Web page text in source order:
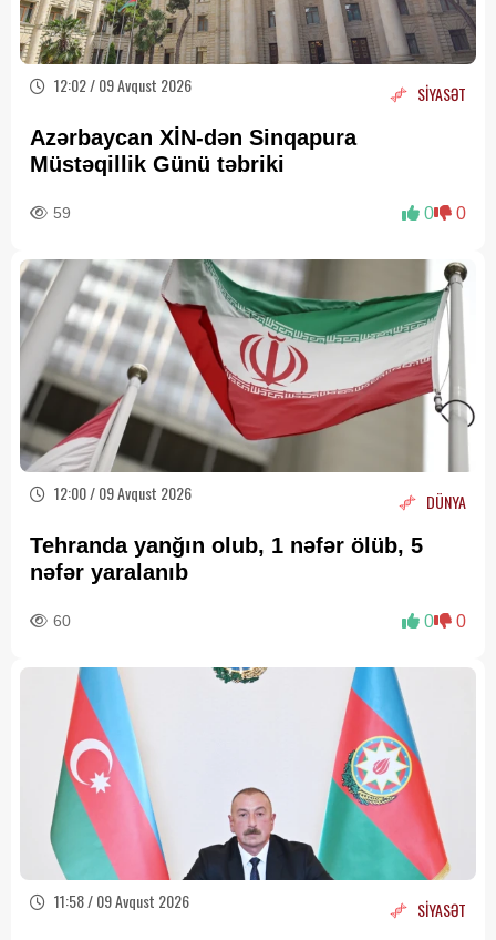
12:02 / 09 Avqust 2026 SİYASƏT
Azərbaycan XİN-dən Sinqapura
Müstəqillik Günü təbriki
59 0 0
12:00 / 09 Avqust 2026 DÜNYA
Tehranda yanğın olub, 1 nəfər ölüb, 5
nəfər yaralanıb
60 0 0
11:58 / 09 Avqust 2026 SİYASƏT